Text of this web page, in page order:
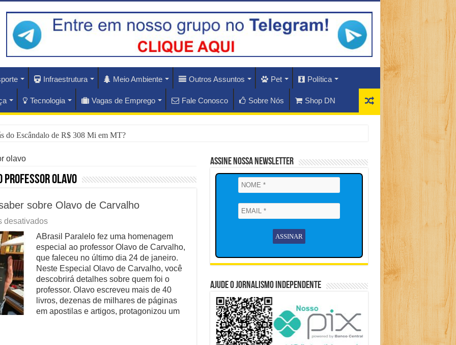
Infraestrutura Meio Ambiente Outros Assuntos Pet Política
Tecnologia Vagas de Emprego Fale Conosco Sobre Nós Shop DN
do Escândalo de R$ 308 Mi em MT?
Diplomática Que Lula e Trump Aprofundam
os Riscos dos Ventos de 76 km/h no Rio
Investigado: O Que Mudou na Operação INSS
Dividem Empresários na Reforma Tributária
Política do Republicanos Rumo a 2026
Trabalhadores à Morte em Obra Proibida no ES?
Camp David Agora no Centro do Poder
o Que Levou ao Ataque Fatal na Fábrica Bombril
olavo
professor olavo
sobre Olavo de Carvalho
desativadosem
mínimo
que
você
precisa
saber
sobre
Olavo
de
Carvalho
ABrasil Paralelo fez uma homenagem
especial ao professor Olavo de Carvalho,
que faleceu no último dia 24 de janeiro.
Neste Especial Olavo de Carvalho, você
descobrirá detalhes sobre quem foi o
professor. Olavo escreveu mais de 40
livros, dezenas de milhares de páginas
em apostilas e artigos, protagonizou um
Assine Nossa Newsletter
Ajude o Jornalismo Independente